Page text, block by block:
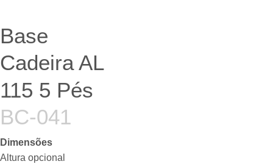
Base
Cadeira AL
115 5 Pés
BC-041
Dimensões
Altura opcional